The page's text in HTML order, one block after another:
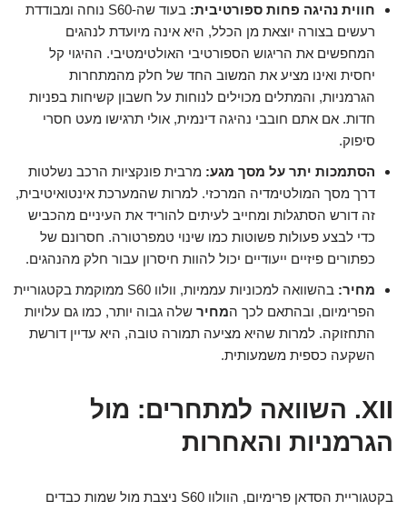
חווית נהיגה פחות ספורטיבית:
בעוד שה-S60 נוחה ומבודדת
רעשים בצורה יוצאת מן הכלל, היא אינה מיועדת לנהגים
המחפשים את הריגוש הספורטיבי האולטימטיבי. ההיגוי קל
יחסית ואינו מציע את המשוב החד של חלק מהמתחרות
הגרמניות, והמתלים מכוילים לנוחות על חשבון קשיחות בפניות
חדות. אם אתם חובבי נהיגה דינמית, אולי תרגישו מעט חסרי
סיפוק.
הסתמכות יתר על מסך מגע: מרבית פונקציות הרכב נשלטות
דרך מסך המולטימדיה המרכזי. למרות שהמערכת אינטואיטיבית,
זה דורש הסתגלות ומחייב לעיתים להוריד את העיניים מהכביש
כדי לבצע פעולות פשוטות כמו שינוי טמפרטורה. חסרונם של
כפתורים פיזיים ייעודיים יכול להוות חיסרון עבור חלק מהנהגים.
מחיר:
בהשוואה למכוניות עממיות, וולוו S60 ממוקמת בקטגוריית
הפרימיום, ובהתאם לכך המחיר שלה גבוה יותר, כמו גם עלויות
התחזוקה. למרות שהיא מציעה תמורה טובה, היא עדיין דורשת
השקעה כספית משמעותית.
XII. השוואה למתחרים: מול
הגרמניות והאחרות
בקטגוריית הסדאן פרימיום, הוולוו S60 ניצבת מול שמות כבדים